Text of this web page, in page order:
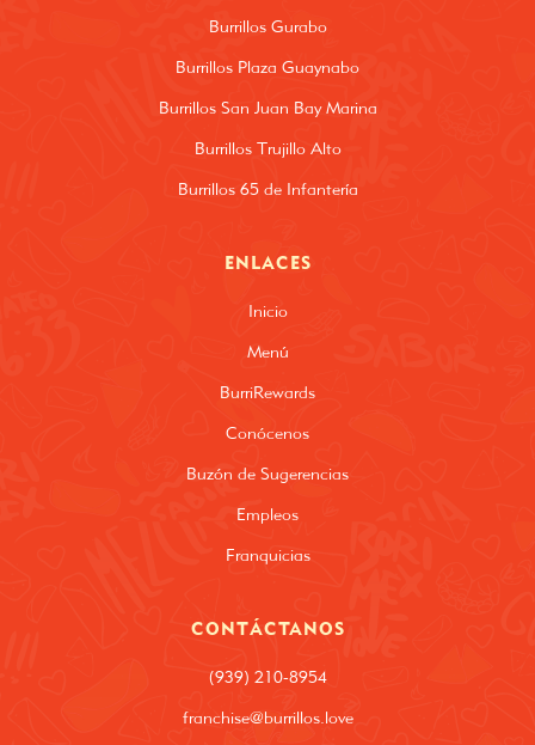
Burrillos Gurabo
Burrillos Plaza Guaynabo
Burrillos San Juan Bay Marina
Burrillos Trujillo Alto
Burrillos 65 de Infantería
ENLACES
Inicio
Menú
BurriRewards
Conócenos
Buzón de Sugerencias
Empleos
Franquicias
CONTÁCTANOS
(939) 210-8954
franchise@burrillos.love